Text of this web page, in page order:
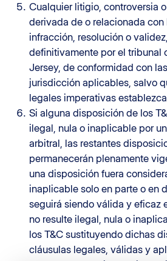
Cualquier litigio, controversia
derivada de o relacionada con
infracción, resolución o
definitivamente por el tribunal
Jersey, de conformidad con
jurisdicción aplicables, salvo
legales imperativas
Si alguna disposición de los
ilegal, nula o inaplicable por
arbitral, las restantes
permanecerán plenamente
una disposición fuera
inaplicable solo en parte o en
seguirá siendo válida y eficaz
no resulte ilegal, nula o
los T&C sustituyendo dichas
cláusulas legales, válidas y